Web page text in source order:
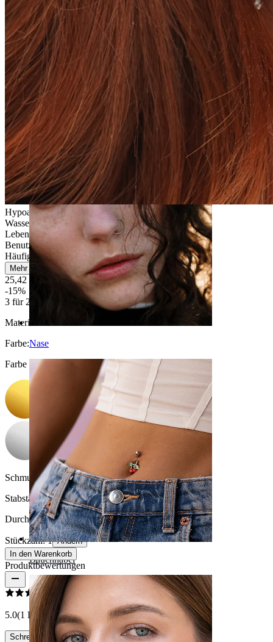
Stretching
Nase
Bauchnabel
Hypoallergen
Wasserfest
Lebenslange Haltbarkeit
Benutzerfreundlich
Häufiges Tragen
Mehr lesen
25,42 €
-15%
3 für 2
Material:
Farbe:
Farbe auswählen
Schmucksteinfarbe:Durchsichtig / Blau
Stabstärke:1 mm
Durchmesser:8 mm
Stückzahl: 1 Ändern
In den Warenkorb
Produktbewertungen
5.0(1 Bewertungen)
Schreibe eine Bewertung